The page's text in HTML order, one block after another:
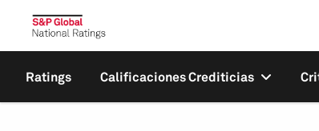
Ratings Calificaciones Crediticias